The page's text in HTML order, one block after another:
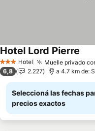
3 Estrellas
Hotel Muelle privado
Hotel Lord Pierre
6,8 2.227 a 4.7 km de:
Seleccioná las fechas
precios exactos